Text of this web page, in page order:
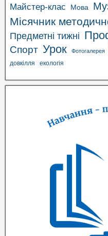
Майстер-клас Мова
Місячник
Предметні тижні
Спорт Урок Фотогалерея
довкілля екологія